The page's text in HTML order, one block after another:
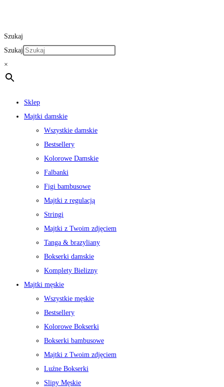
Szukaj
Szukaj
×
Sklep
Majtki damskie
Wszystkie damskie
Bestsellery
Kolorowe Damskie
Falbanki
Figi bambusowe
Majtki z regulacją
Stringi
Majtki z Twoim zdjęciem
Tanga & brazyliany
Bokserki damskie
Komplety Bielizny
Majtki męskie
Wszystkie męskie
Bestsellery
Kolorowe Bokserki
Bokserki bambusowe
Majtki z Twoim zdjęciem
Luźne Bokserki
Slipy Męskie